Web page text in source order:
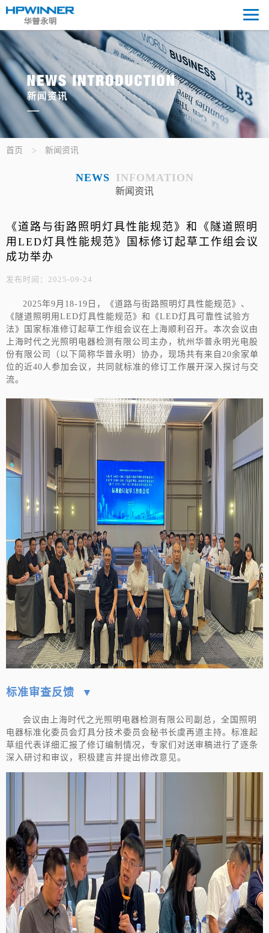
首页 新闻资讯
NEWS INFOMATION
新闻资讯
《道路与街路照明灯具性能规范》和《隧道照明
用LED灯具性能规范》国标修订起草工作组会议
成功举办
发布时间：2025-09-24
2025年9月18-19日，《道路与街路照明灯具性能规范》、
《隧道照明用LED灯具性能规范》和《LED灯具可靠性试验方
法》国家标准修订起草工作组会议在上海顺利召开。本次会议由
上海时代之光照明电器检测有限公司主办，杭州华普永明光电股
份有限公司（以下简称华普永明）协办，现场共有来自20余家单
位的近40人参加会议，共同就标准的修订工作展开深入探讨与交
流。
标准审查反馈 ▼
会议由上海时代之光照明电器检测有限公司副总，全国照明
电器标准化委员会灯具分技术委员会秘书长虞再道主持。标准起
草组代表详细汇报了修订编制情况，专家们对送审稿进行了逐条
深入研讨和审议，积极建言并提出修改意见。